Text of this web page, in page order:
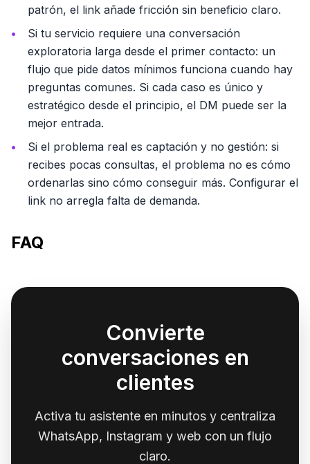
patrón, el link añade fricción sin beneficio claro.
Si tu servicio requiere una conversación
exploratoria larga desde el primer contacto: un
flujo que pide datos mínimos funciona cuando hay
preguntas comunes. Si cada caso es único y
estratégico desde el principio, el DM puede ser la
mejor entrada.
Si el problema real es captación y no gestión: si
recibes pocas consultas, el problema no es cómo
ordenarlas sino cómo conseguir más. Configurar el
link no arregla falta de demanda.
FAQ
Convierte
conversaciones en
clientes
Activa tu asistente en minutos y centraliza
WhatsApp, Instagram y web con un flujo
claro.